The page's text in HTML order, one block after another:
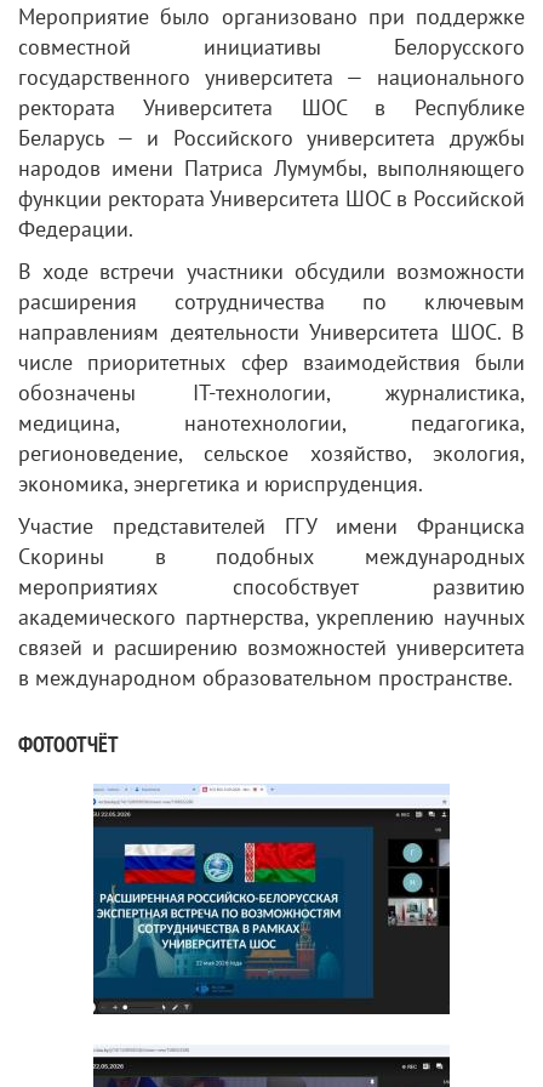
Мероприятие было организовано при поддержке
совместной инициативы Белорусского
государственного университета — национального
ректората Университета ШОС в Республике
Беларусь — и Российского университета дружбы
народов имени Патриса Лумумбы, выполняющего
функции ректората Университета ШОС в Российской
Федерации.
В ходе встречи участники обсудили возможности
расширения сотрудничества по ключевым
направлениям деятельности Университета ШОС. В
числе приоритетных сфер взаимодействия были
обозначены IT-технологии, журналистика,
медицина, нанотехнологии, педагогика,
регионоведение, сельское хозяйство, экология,
экономика, энергетика и юриспруденция.
Участие представителей ГГУ имени Франциска
Скорины в подобных международных
мероприятиях способствует развитию
академического партнерства, укреплению научных
связей и расширению возможностей университета
в международном образовательном пространстве.
ФОТООТЧЁТ